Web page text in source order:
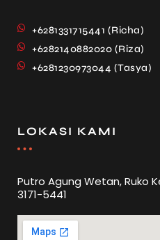
+6281331715441 (Richa)
+6282140882020 (Riza)
+6281230973044 (Tasya)
LOKASI KAMI
Putro Agung Wetan, Ruko
3171-5441